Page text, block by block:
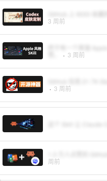
3 周前
· 3 周前
· 3 周前
周前